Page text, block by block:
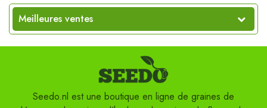
Meilleures ventes
Seedo.nl est une boutique en ligne de graines de